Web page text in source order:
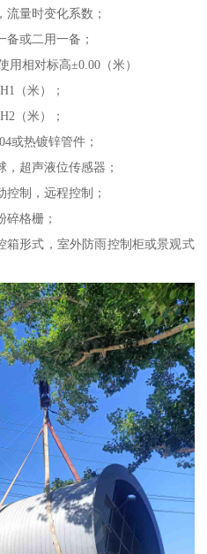
流量时变化系数；
或二用一备；
用相对标高±0.00（米）
（米）；
（米）；
或热镀锌管件；
超声液位传感器；
制，远程控制；
格栅；
箱形式，室外防雨控制柜或景观式